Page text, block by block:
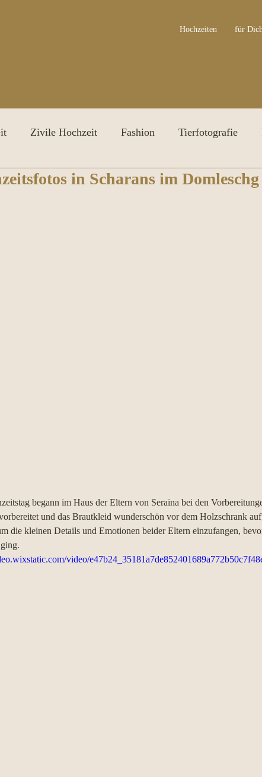
Hochzeiten für
Zivile Hochzeit Fashion Tierfotografie
Personal Branding Shooting Irisfotografie
in Scharans im Domleschg
begann im Haus der Eltern von Seraina bei den
und das Brautkleid wunderschön vor dem Holzschrank
die kleinen Details und Emotionen beider Eltern einzufangen,
video/